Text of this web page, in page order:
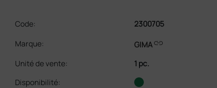
Code:
2300705
Marque:
GIMAlink
Unité de vente:
1 pc.
Disponibilité: